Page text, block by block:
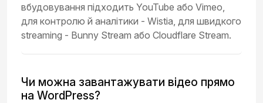
вбудовування підходить YouTube або Vimeo,
для контролю й аналітики - Wistia, для швидкого
streaming - Bunny Stream або Cloudflare Stream.
Чи можна завантажувати відео прямо
на WordPress?